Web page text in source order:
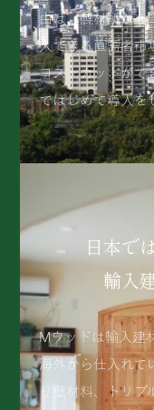
由は、製材所から
入できる直需者市
コストカットがで
ではじめて導入を
日本で
輸入
Mウッドは輸入建
海外から仕入れて
り壁材料、トリプ